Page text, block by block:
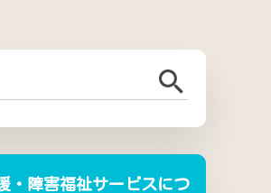
・障害福祉サービスにつ